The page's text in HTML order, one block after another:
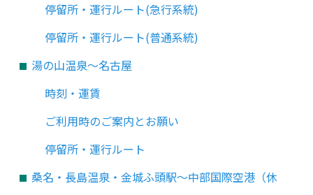
停留所・運行ルート(急行系統)
停留所・運行ルート(普通系統)
湯の山温泉～名古屋
時刻・運賃
ご利用時のご案内とお願い
停留所・運行ルート
桑名・長島温泉・金城ふ頭駅～中部国際空港（休